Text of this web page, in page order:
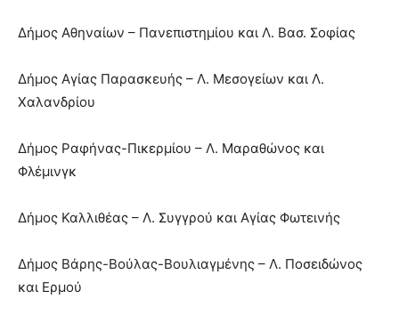
Δήμος Αθηναίων – Πανεπιστημίου και Λ. Βασ. Σοφίας
Δήμος Αγίας Παρασκευής – Λ. Μεσογείων και Λ.
Χαλανδρίου
Δήμος Ραφήνας-Πικερμίου – Λ. Μαραθώνος και
Φλέμινγκ
Δήμος Καλλιθέας – Λ. Συγγρού και Αγίας Φωτεινής
Δήμος Βάρης-Βούλας-Βουλιαγµένης – Λ. Ποσειδώνος
και Ερμού